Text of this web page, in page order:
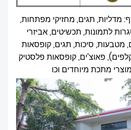
מדליות, תגים, מחזיקי מפתחות,
לתמונות, תכשיטים, אביזרי
מטבעות, סיכות, תגים, קופסאות
פאוצ'ים, קופסאות פלסטיק